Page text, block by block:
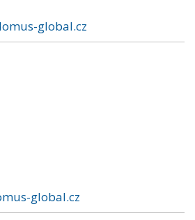
global.cz
global.cz